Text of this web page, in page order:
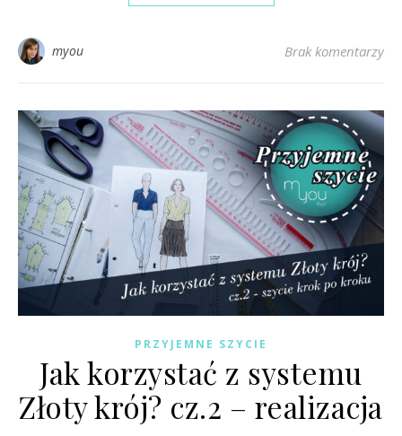
myou Brak komentarzy
PRZYJEMNE SZYCIE
Jak korzystać z systemu
Złoty krój? cz.2 – realizacja